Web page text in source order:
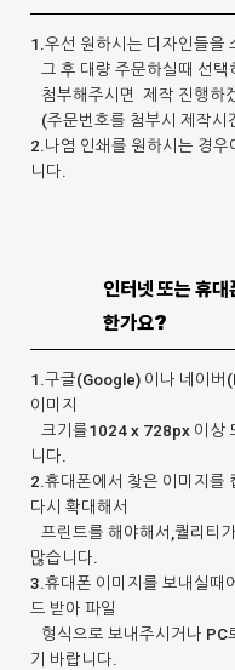
1.우선 원하시는 디자인들을
그 후 대량 주문하실때 선택
첨부해주시면제작 진행하
(주문번호를 첨부시 제작시
2.나염 인쇄를 원하시는 경
니다.
인터넷 또는 휴
한가요?
1.구글(Google) 이나 네이버
이미지
크기를1024 x 728px 이상
니다.
2.휴대폰에서 찾은 이미지를
다시 확대해서
프린트를 해야해서,퀄리티
많습니다.
3.휴대폰 이미지를 보내실때
드 받아 파일
형식으로 보내주시거나 PC
기 바랍니다.